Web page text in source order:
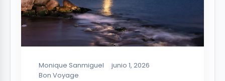
Monique Sanmiguel
junio 1, 2026
Bon Voyage